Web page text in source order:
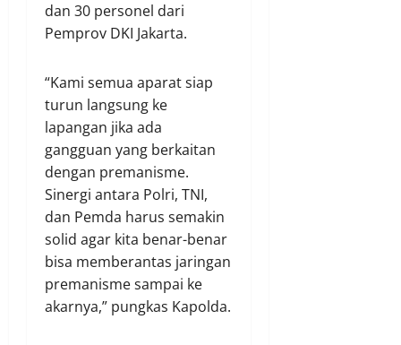
dan 30 personel dari
Pemprov DKI Jakarta.
“Kami semua aparat siap
turun langsung ke
lapangan jika ada
gangguan yang berkaitan
dengan premanisme.
Sinergi antara Polri, TNI,
dan Pemda harus semakin
solid agar kita benar-benar
bisa memberantas jaringan
premanisme sampai ke
akarnya,” pungkas Kapolda.